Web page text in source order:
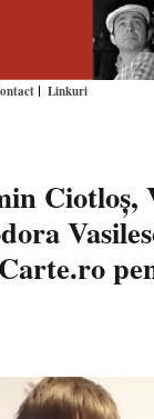
Linkuri
Ciotloș,